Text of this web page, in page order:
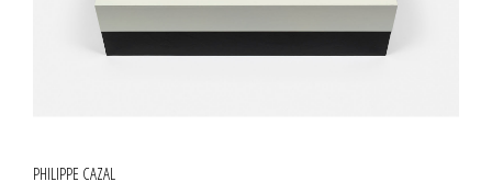
PHILIPPE CAZAL